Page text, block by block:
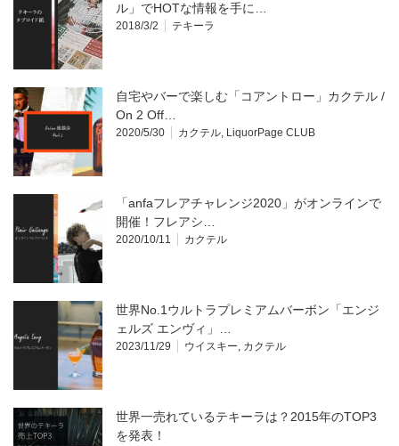
ル」でHOTな情報を手に…
2018/3/2 テキーラ
自宅やバーで楽しむ「コアントロー」カクテル /
On 2 Off…
2020/5/30 カクテル, LiquorPage CLUB
「anfaフレアチャレンジ2020」がオンラインで
開催！フレアシ…
2020/10/11 カクテル
世界No.1ウルトラプレミアムバーボン「エンジ
ェルズ エンヴィ」…
2023/11/29 ウイスキー, カクテル
世界一売れているテキーラは？2015年のTOP3
を発表！